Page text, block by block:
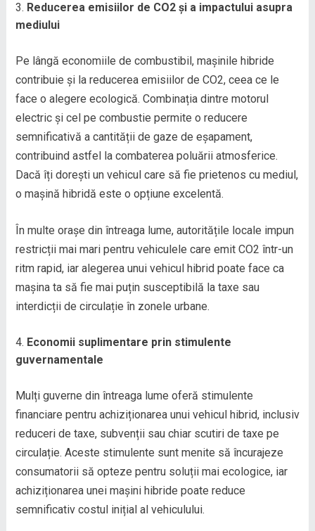
Reducerea emisiilor de CO2 și a impactului asupra
mediului
Pe lângă economiile de combustibil, mașinile hibride
contribuie și la reducerea emisiilor de CO2, ceea ce le
face o alegere ecologică. Combinația dintre motorul
electric și cel pe combustie permite o reducere
semnificativă a cantității de gaze de eșapament,
contribuind astfel la combaterea poluării atmosferice.
Dacă îți dorești un vehicul care să fie prietenos cu mediul,
o mașină hibridă este o opțiune excelentă.
În multe orașe din întreaga lume, autoritățile locale impun
restricții mai mari pentru vehiculele care emit CO2 într-un
ritm rapid, iar alegerea unui vehicul hibrid poate face ca
mașina ta să fie mai puțin susceptibilă la taxe sau
interdicții de circulație în zonele urbane.
Economii suplimentare prin stimulente
guvernamentale
Mulți guverne din întreaga lume oferă stimulente
financiare pentru achiziționarea unui vehicul hibrid, inclusiv
reduceri de taxe, subvenții sau chiar scutiri de taxe pe
circulație. Aceste stimulente sunt menite să încurajeze
consumatorii să opteze pentru soluții mai ecologice, iar
achiziționarea unei mașini hibride poate reduce
semnificativ costul inițial al vehiculului.